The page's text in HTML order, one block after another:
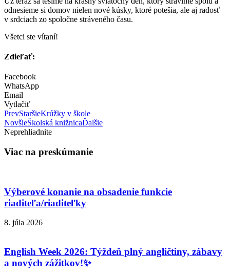
odnesieme si domov nielen nové kúsky, ktoré potešia, ale aj radosť
v srdciach zo spoločne stráveného času.
Všetci ste vítaní!
Zdieľať:
Facebook
WhatsApp
Email
Vytlačiť
PrevStaršieKrúžky v škole
NovšieŠkolská knižnicaĎalšie
Neprehliadnite
Viac na preskúmanie
Výberové konanie na obsadenie funkcie
riaditeľa/riaditeľky
8. júla 2026
English Week 2026: Týždeň plný angličtiny, zábavy
a nových zážitkov!✨